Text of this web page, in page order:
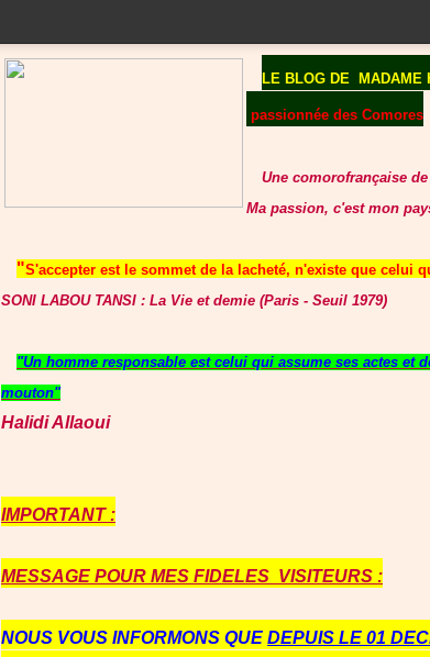
LE BLOG DE MADAME
passionnée des Comores
Une comorofrançaise de
Ma passion, c'est mon
"S'accepter est le sommet de la lacheté, n'existe que celui
SONI LABOU TANSI : La Vie et demie (Paris - Seuil 1979)
"Un homme responsable est celui qui assume ses actes et
mouton"
Halidi Allaoui
IMPORTANT :
MESSAGE POUR MES FIDELES VISITEURS :
NOUS VOUS INFORMONS QUE DEPUIS LE 01